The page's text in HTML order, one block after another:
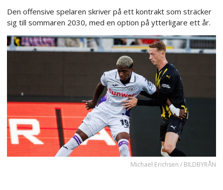
Den offensive spelaren skriver på ett kontrakt som sträcker
sig till sommaren 2030, med en option på ytterligare ett år.
Michael Erichsen / BILDBYRÅN